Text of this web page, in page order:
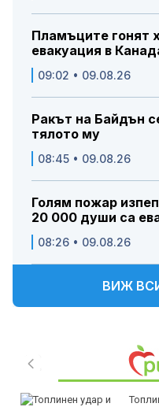
Пламъците гонят
евакуация в
09:02 • 09.08.26
Ракът на Байдън
тялото му
08:45 • 09.08.26
Голям пожар
20 000 души са
08:26 • 09.08.26
ВИЖ